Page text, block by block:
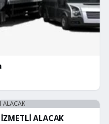
ALACAK